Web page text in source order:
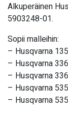
Alkuperäinen
5903248-01.
Sopii malleihin:
– Husqvarna
– Husqvarna
– Husqvarna
– Husqvarna
– Husqvarna